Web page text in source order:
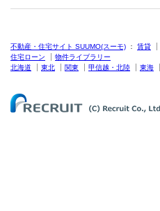
不動産・住宅サイト SUUMO(スーモ) ： 賃貸
住宅ローン
物件ライブラリー
北海道
東北 関東 甲信越・北陸 東海